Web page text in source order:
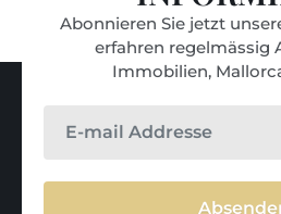
Abonnieren Sie jetzt
erfahren regelmässig
Immobilien,